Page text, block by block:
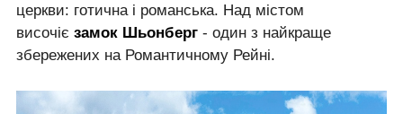
церкви: готична і романська. Над містом
височіє замок Шьонберг - один з найкраще
збережених на Романтичному Рейні.